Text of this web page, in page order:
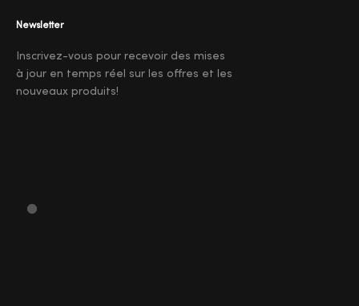
Newsletter
Inscrivez-vous pour recevoir des mises
à jour en temps réel sur les offres et les
nouveaux produits!